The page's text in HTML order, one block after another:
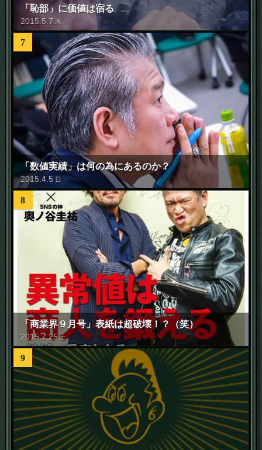
「恥部」に価値は宿る
2015 5 .7 木
7
「数値実績」は何の為にあるのか？
2015 .4 .5 日
8
「商業界９月号」表紙は超破壊！？（笑）
2015.7.25 土
9